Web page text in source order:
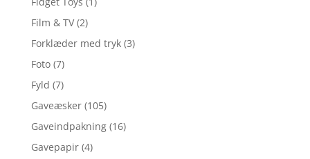
Film & TV (2)
Forklæder med tryk (3)
Foto (7)
Fyld (7)
Gaveæsker (105)
Gaveindpakning (16)
Gavepapir (4)